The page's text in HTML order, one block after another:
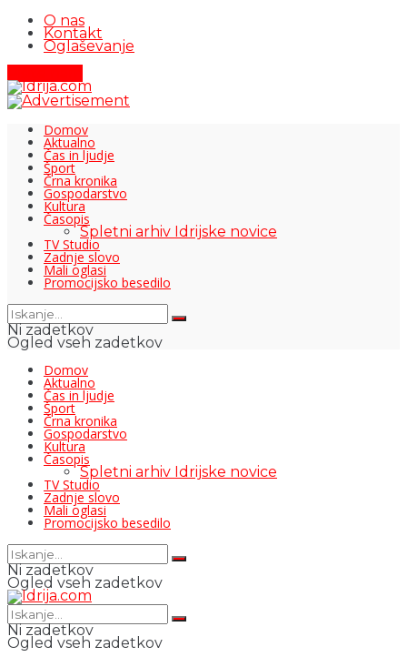
O nas
Kontakt
Oglaševanje
Domov
Aktualno
Čas in ljudje
Šport
Črna kronika
Gospodarstvo
Kultura
Časopis
Spletni arhiv Idrijske novice
TV Studio
Zadnje slovo
Mali oglasi
Promocijsko besedilo
Ni zadetkov
Ogled vseh zadetkov
Domov
Aktualno
Čas in ljudje
Šport
Črna kronika
Gospodarstvo
Kultura
Časopis
Spletni arhiv Idrijske novice
TV Studio
Zadnje slovo
Mali oglasi
Promocijsko besedilo
Ni zadetkov
Ogled vseh zadetkov
Ni zadetkov
Ogled vseh zadetkov